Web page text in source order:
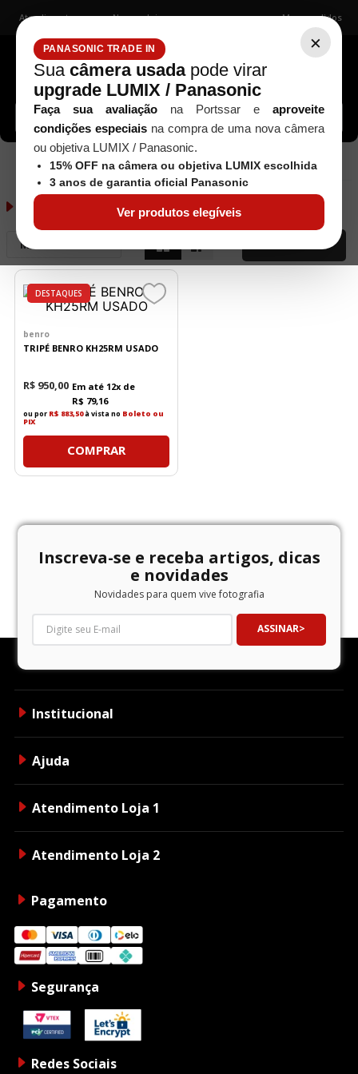
×
PANASONIC TRADE IN
Sua câmera usadapode virar
upgrade LUMIX / Panasonic
Faça sua avaliação na Portssar e aproveite
condições especiaisna compra de uma nova câmera
ou objetiva LUMIX / Panasonic.
15% OFF na câmera ou objetiva LUMIX escolhida
3 anos de garantia oficial Panasonic
Ver produtos elegíveis
Atendimento Nossas lojas Meus pedidos
Buscar câmeras, lentes, acessórios...
BENRO
BENRO produto
Mais Recentes
DESTAQUES
benro
TRIPÉ BENRO KH25RM USADO
R$ 950 00 Em até 12x de
R$ 79,16
ou por R$ 883,50à vista no Boleto ou
PIX
COMPRAR
Inscreva-se e receba artigos, dicas
e novidades
Novidades para quem vive fotografia
ASSINAR
Institucional
Ajuda
Atendimento Loja 1
Atendimento Loja 2
Pagamento
Segurança
Redes Sociais